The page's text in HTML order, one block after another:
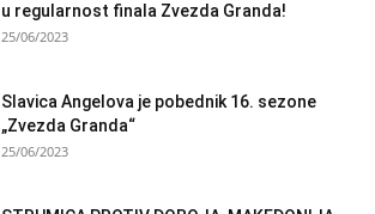
u regularnost finala Zvezda Granda!
25/06/2023
Slavica Angelova je pobednik 16. sezone
„Zvezda Granda“
25/06/2023